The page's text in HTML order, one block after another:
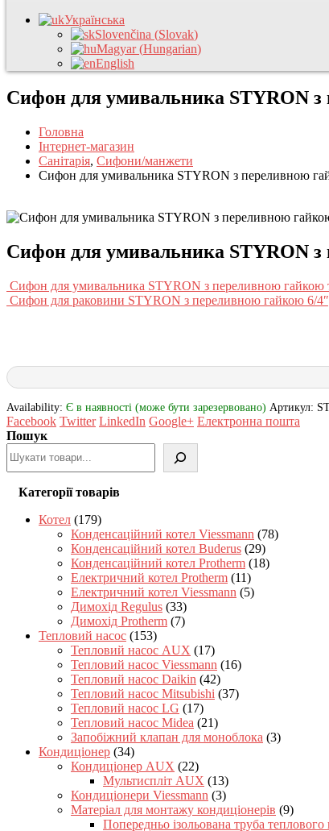
Українська
Slovenčina (Slovak)
Magyar (Hungarian)
English
Сифон для умивальника STYRON
Головна
Інтернет-магазин
Санітарія, Сифони/манжети
Сифон для умивальника STYRON з переливною
Сифон для умивальника STYRON
Сифон для умивальника STYRON з переливною гайкою
Сифон для раковини STYRON з переливною гайкою 6/
Availability: Є в наявності (може бути зарезервовано) Артикул:
Facebook Twitter LinkedIn Google+ Електронна пошта
Пошук
Категорії товарів
Котел (179)
Конденсаційний котел Viessmann (78)
Конденсаційний котел Buderus (29)
Конденсаційний котел Protherm (18)
Електричний котел Protherm (11)
Електричний котел Viessmann (5)
Димохід Regulus (33)
Димохід Protherm (7)
Тепловий насос (153)
Тепловий насос AUX (17)
Тепловий насос Viessmann (16)
Тепловий насос Daikin (42)
Тепловий насос Mitsubishi (37)
Тепловий насос LG (17)
Тепловий насос Midea (21)
Запобіжний клапан для моноблока (3)
Кондиціонер (34)
Кондиціонер AUX (22)
Мультиспліт AUX (13)
Кондиціонери Viessmann (3)
Матеріал для монтажу кондиціонерів (9)
Попередньо ізольована труба теплового